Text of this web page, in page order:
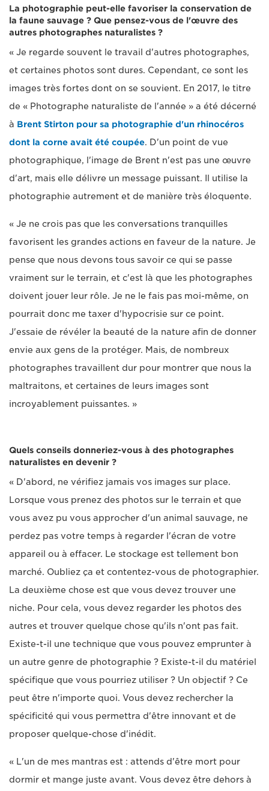
La photographie peut-elle favoriser la conservation de
la faune sauvage ? Que pensez-vous de l'œuvre des
autres photographes naturalistes ?
« Je regarde souvent le travail d'autres photographes,
et certaines photos sont dures. Cependant, ce sont les
images très fortes dont on se souvient. En 2017, le titre
de « Photographe naturaliste de l'année » a été décerné
à Brent Stirton pour sa photographie d'un rhinocéros
dont la corne avait été coupée. D'un point de vue
photographique, l'image de Brent n'est pas une œuvre
d'art, mais elle délivre un message puissant. Il utilise la
photographie autrement et de manière très éloquente.
« Je ne crois pas que les conversations tranquilles
favorisent les grandes actions en faveur de la nature. Je
pense que nous devons tous savoir ce qui se passe
vraiment sur le terrain, et c'est là que les photographes
doivent jouer leur rôle. Je ne le fais pas moi-même, on
pourrait donc me taxer d'hypocrisie sur ce point.
J'essaie de révéler la beauté de la nature afin de donner
envie aux gens de la protéger. Mais, de nombreux
photographes travaillent dur pour montrer que nous la
maltraitons, et certaines de leurs images sont
incroyablement puissantes. »
Quels conseils donneriez-vous à des photographes
naturalistes en devenir ?
« D'abord, ne vérifiez jamais vos images sur place.
Lorsque vous prenez des photos sur le terrain et que
vous avez pu vous approcher d'un animal sauvage, ne
perdez pas votre temps à regarder l'écran de votre
appareil ou à effacer. Le stockage est tellement bon
marché. Oubliez ça et contentez-vous de photographier.
La deuxième chose est que vous devez trouver une
niche. Pour cela, vous devez regarder les photos des
autres et trouver quelque chose qu'ils n'ont pas fait.
Existe-t-il une technique que vous pouvez emprunter à
un autre genre de photographie ? Existe-t-il du matériel
spécifique que vous pourriez utiliser ? Un objectif ? Ce
peut être n'importe quoi. Vous devez rechercher la
spécificité qui vous permettra d'être innovant et de
proposer quelque-chose d'inédit.
« L'un de mes mantras est : attends d'être mort pour
dormir et mange juste avant. Vous devez être dehors à